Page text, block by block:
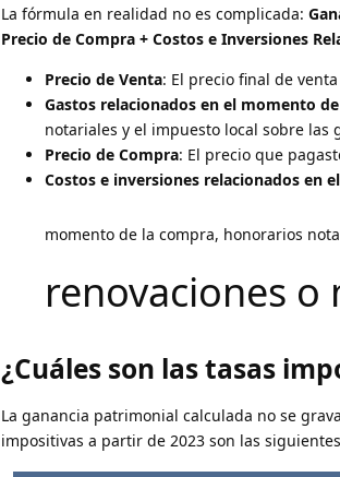
La fórmula en realidad no es complicada:
Precio de Compra + Costos e Inversiones
Precio de Venta: El precio final de
Gastos relacionados en el momento
notariales y el impuesto local sobre las
Precio de Compra: El precio que
Costos e inversiones relacionados en
momento de la compra, honorarios
renovaciones o
¿Cuáles son las tasas
La ganancia patrimonial calculada no se
impositivas a partir de 2023 son las